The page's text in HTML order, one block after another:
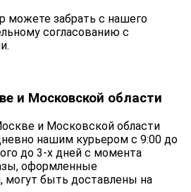
можете забрать с нашего
согласованию с
и Московской области
и Московской области
нашим курьером с 9:00 до
до 3-х дней с момента
оформленные
могут быть доставлены на